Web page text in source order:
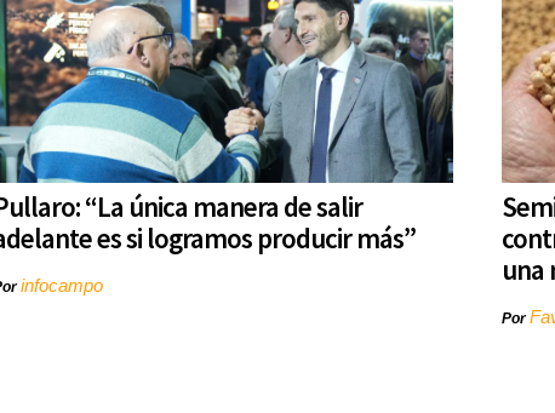
“La única manera de salir
es si logramos producir más”
infocampo
una
Por